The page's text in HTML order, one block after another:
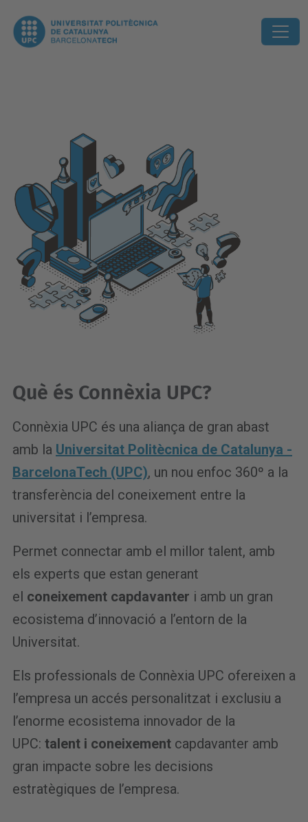
Què és Connèxia UPC?
Connèxia UPC és una aliança de gran abast
amb la Universitat Politècnica de Catalunya -
BarcelonaTech (UPC), un nou enfoc 360º a la
transferència del coneixement entre la
universitat i l’empresa.
Permet connectar amb el millor talent, amb
els experts que estan generant
el coneixement capdavanter i amb un gran
ecosistema d’innovació a l’entorn de la
Universitat.
Els professionals de Connèxia UPC ofereixen a
l’empresa un accés personalitzat i exclusiu a
l’enorme ecosistema innovador de la
UPC: talent i coneixement capdavanter amb
gran impacte sobre les decisions
estratègiques de l’empresa.